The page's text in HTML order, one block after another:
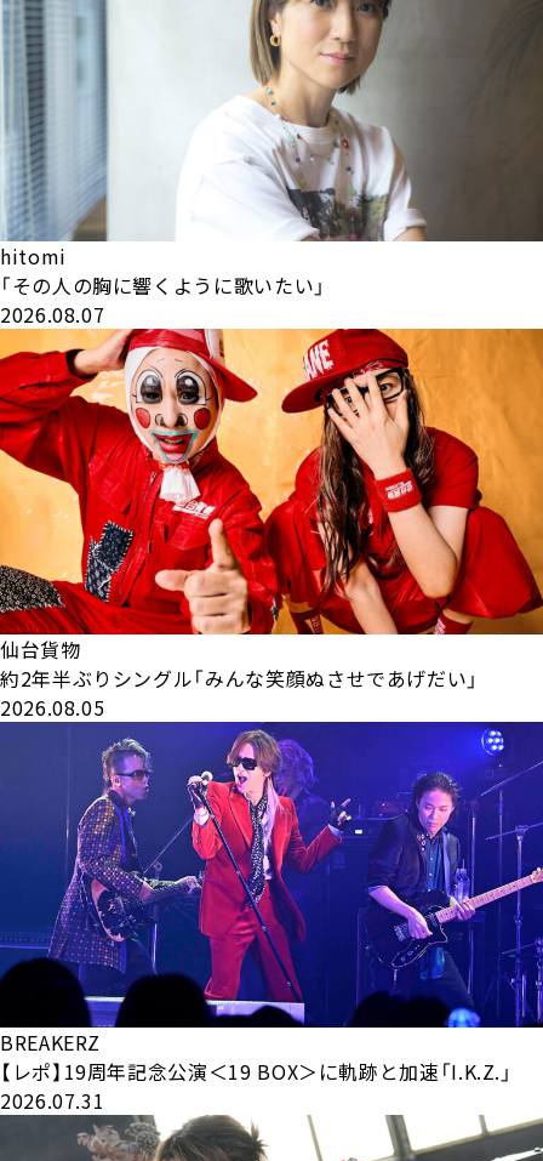
hitomi
「その人の胸に響くように歌いたい」
2026.08.07
仙台貨物
約2年半ぶりシングル「みんな笑顔ぬさせであげだい」
2026.08.05
BREAKERZ
【レポ】19周年記念公演＜19 BOX＞に軌跡と加速「I.K.Z.」
2026.07.31